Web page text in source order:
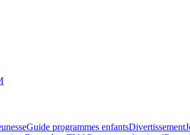
Guide programmes enfantsDivertissement